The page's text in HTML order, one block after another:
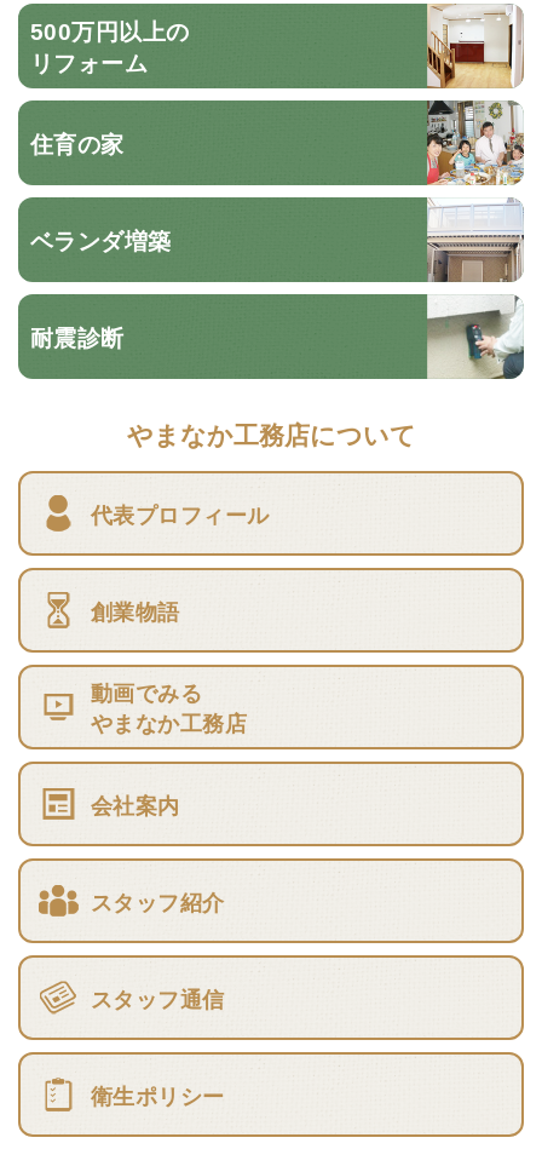
500万円以上の
リフォーム
住育の家
ベランダ増築
耐震診断
やまなか工務店について
代表プロフィール
創業物語
動画でみる
やまなか工務店
会社案内
スタッフ紹介
スタッフ通信
衛生ポリシー